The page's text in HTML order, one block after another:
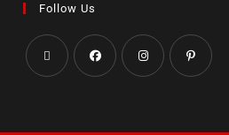
Follow Us